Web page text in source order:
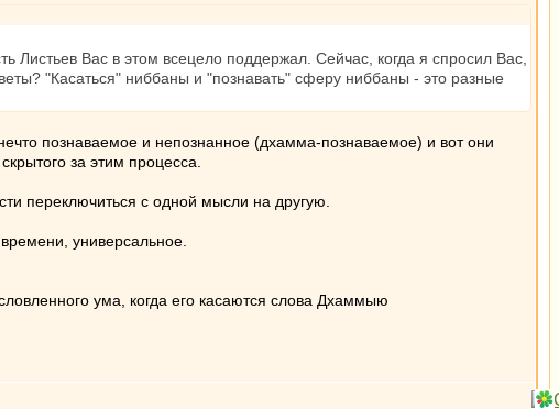
Листьев Вас в этом всецело поддержал. Сейчас, когда я спросил Вас,
"Касаться" ниббаны и "познавать" сферу ниббаны - это разные
познаваемое и непознанное (дхамма-познаваемое) и вот они
за этим процесса.
переключиться с одной мысли на другую.
универсальное.
ума, когда его касаются слова Дхаммыю